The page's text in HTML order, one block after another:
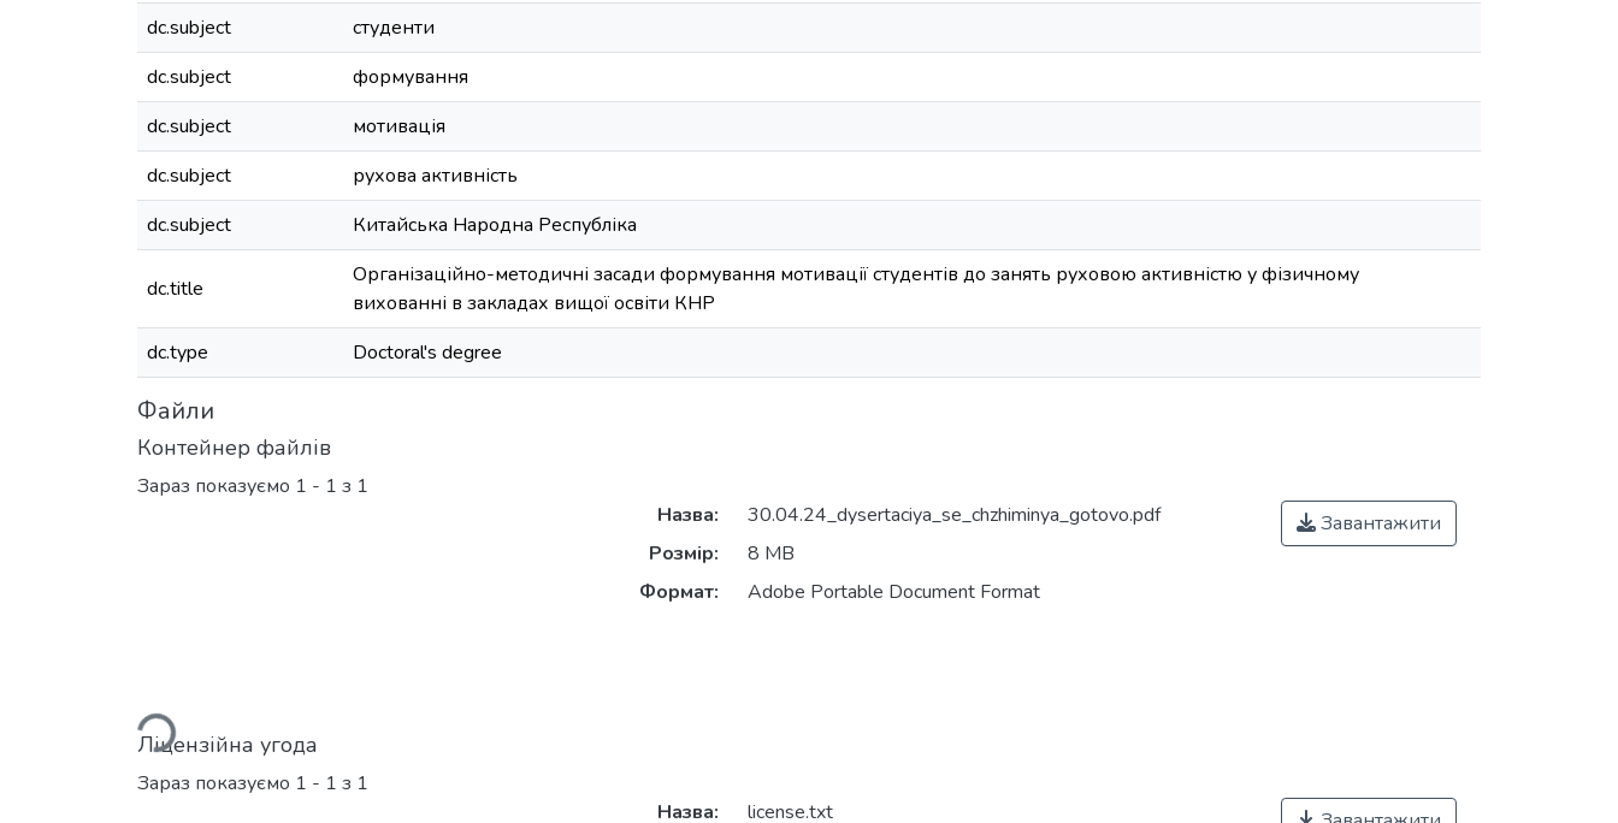
dc.subject
студенти
dc.subject
формування
dc.subject
мотивація
dc.subject
рухова активність
dc.subject
Китайська Народна Республіка
dc.title
Організаційно-методичні засади формування мотивації студентів до занять руховою активністю у фізичному
вихованні в закладах вищої освіти КНР
dc.type
Doctoral's degree
Файли
Контейнер файлів
Зараз показуємо 1 - 1 з 1
Вантажиться...
Назва:
30.04.24_dysertaciya_se_chzhiminya_gotovo.pdf
Розмір:
8 MB
Формат:
Adobe Portable Document Format
Завантажити
Ліцензійна угода
Зараз показуємо 1 - 1 з 1
Назва:
license.txt